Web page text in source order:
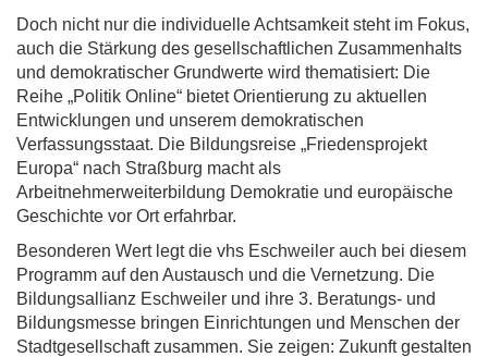
Doch nicht nur die individuelle Achtsamkeit steht im Fokus,
auch die Stärkung des gesellschaftlichen Zusammenhalts
und demokratischer Grundwerte wird thematisiert: Die
Reihe „Politik Online“ bietet Orientierung zu aktuellen
Entwicklungen und unserem demokratischen
Verfassungsstaat. Die Bildungsreise „Friedensprojekt
Europa“ nach Straßburg macht als
Arbeitnehmerweiterbildung Demokratie und europäische
Geschichte vor Ort erfahrbar.
Besonderen Wert legt die vhs Eschweiler auch bei diesem
Programm auf den Austausch und die Vernetzung. Die
Bildungsallianz Eschweiler und ihre 3. Beratungs- und
Bildungsmesse bringen Einrichtungen und Menschen der
Stadtgesellschaft zusammen. Sie zeigen: Zukunft gestalten